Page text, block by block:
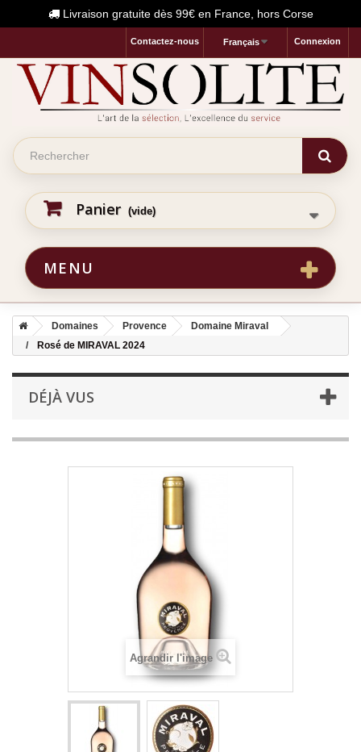
Livraison gratuite dès 99€ en France, hors Corse
Connexion
Français
Contactez-nous
Panier (vide)
MENU
Domaines Provence
Domaine Miraval
Rosé de MIRAVAL 2024
DÉJÀ VUS
Agrandir l'image